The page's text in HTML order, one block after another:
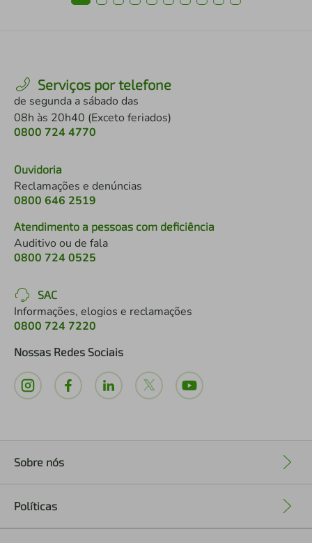
Serviços por telefone
de segunda a sábado das
08h às 20h40 (Exceto feriados)
0800 724 4770
Ouvidoria
Reclamações e denúncias
0800 646 2519
Atendimento a pessoas com deficiência
Auditivo ou de fala
0800 724 0525
SAC
Informações, elogios e reclamações
0800 724 7220
Nossas Redes Sociais
Sobre nós
Políticas